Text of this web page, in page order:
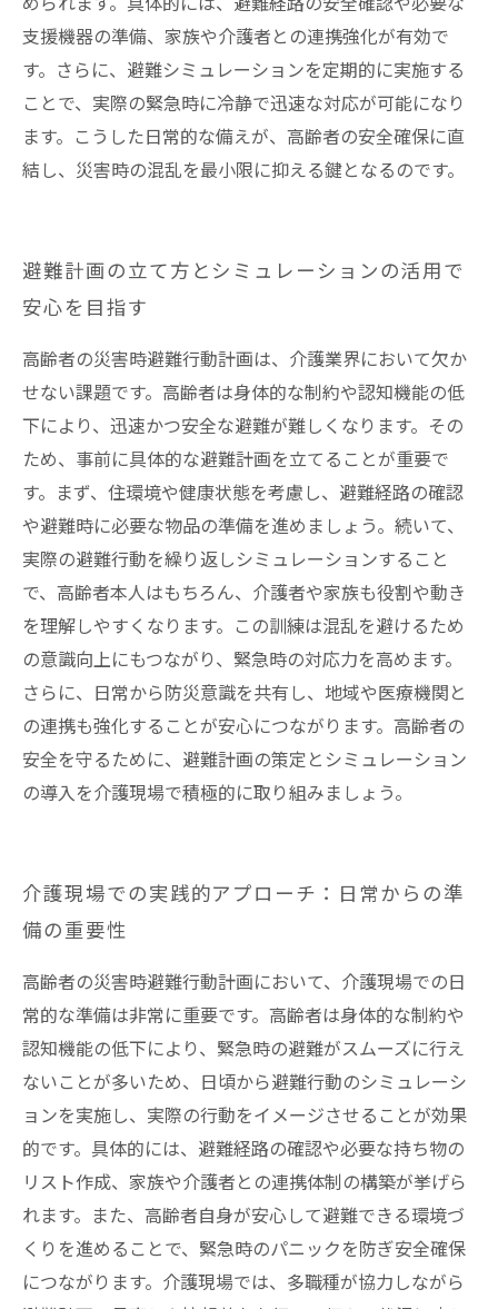
支援機器の準備、家族や介護者との連携強化が有効で
す。さらに、避難シミュレーションを定期的に実施する
ことで、実際の緊急時に冷静で迅速な対応が可能になり
ます。こうした日常的な備えが、高齢者の安全確保に直
結し、災害時の混乱を最小限に抑える鍵となるのです。
避難計画の立て方とシミュレーションの活用で
安心を目指す
高齢者の災害時避難行動計画は、介護業界において欠か
せない課題です。高齢者は身体的な制約や認知機能の低
下により、迅速かつ安全な避難が難しくなります。その
ため、事前に具体的な避難計画を立てることが重要で
す。まず、住環境や健康状態を考慮し、避難経路の確認
や避難時に必要な物品の準備を進めましょう。続いて、
実際の避難行動を繰り返しシミュレーションすること
で、高齢者本人はもちろん、介護者や家族も役割や動き
を理解しやすくなります。この訓練は混乱を避けるため
の意識向上にもつながり、緊急時の対応力を高めます。
さらに、日常から防災意識を共有し、地域や医療機関と
の連携も強化することが安心につながります。高齢者の
安全を守るために、避難計画の策定とシミュレーション
の導入を介護現場で積極的に取り組みましょう。
介護現場での実践的アプローチ：日常からの準
備の重要性
高齢者の災害時避難行動計画において、介護現場での日
常的な準備は非常に重要です。高齢者は身体的な制約や
認知機能の低下により、緊急時の避難がスムーズに行え
ないことが多いため、日頃から避難行動のシミュレーシ
ョンを実施し、実際の行動をイメージさせることが効果
的です。具体的には、避難経路の確認や必要な持ち物の
リスト作成、家族や介護者との連携体制の構築が挙げら
れます。また、高齢者自身が安心して避難できる環境づ
くりを進めることで、緊急時のパニックを防ぎ安全確保
につながります。介護現場では、多職種が協力しながら